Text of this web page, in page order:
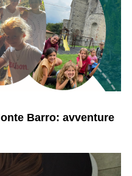
Barro: avventure